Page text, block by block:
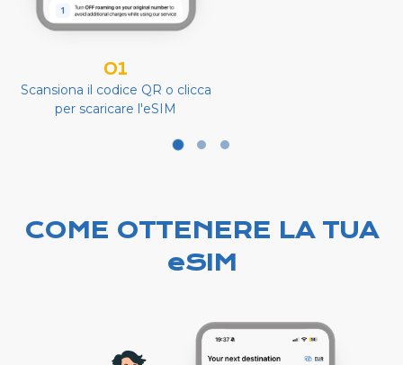
01
Scansiona il codice QR o clicca
per scaricare l'eSIM
COME OTTENERE LA TUA
eSIM